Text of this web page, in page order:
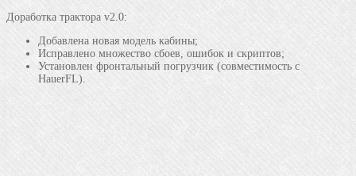
Доработка трактора v2.0:
Добавлена новая модель кабины;
Исправлено множество сбоев, ошибок и скриптов;
Установлен фронтальный погрузчик (совместимость с
HauerFL).